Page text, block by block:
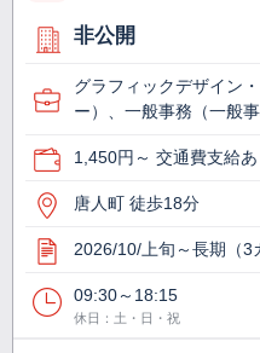
非公開
グラフィックデザイン
ー）、一般事務（一般事
1,450円～ 交通費支給あ
唐人町 徒歩18分
2026/10/上旬～長期（3
09:30～18:15
休日：土・日・祝